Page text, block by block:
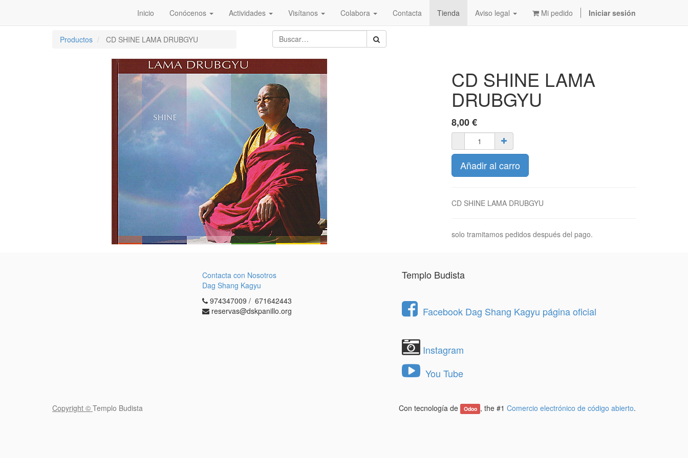
Inicio Conócenos Actividades Visítanos Colabora Contacta Tienda Aviso legal Mi pedido Iniciar sesión
Productos CD SHINE LAMA DRUBGYU
CD SHINE LAMA
DRUBGYU
8,00€
Añadir al carro
CD SHINE LAMA DRUBGYU
solo tramitamos pedidos después del pago.
Contacta con Nosotros
Dag Shang Kagyu
974347009 / 671642443
reservas@dskpanillo.org
Templo Budista
Facebook Dag Shang Kagyu página oficial
Instagram
You Tube
Con tecnología de Odoo , the #1 Comercio electrónico de código abierto.
Copyright © Templo Budista